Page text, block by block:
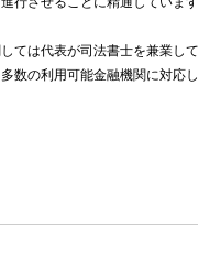
ては代表が司法書士を兼業し
数の利用可能金融機関に対応し